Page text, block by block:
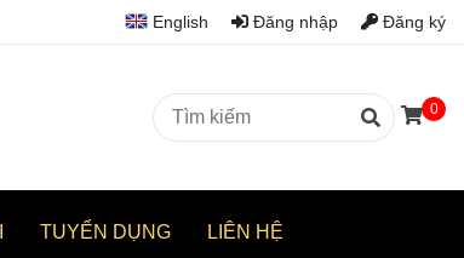
English Đăng nhập Đăng ký
0
TUYỂN DỤNG LIÊN HỆ